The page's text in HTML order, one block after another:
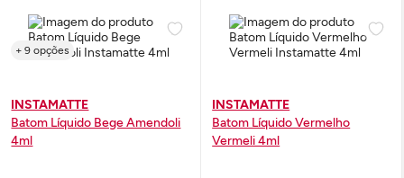
+ 9 opções
INSTAMATTE
Batom Líquido Bege Amendoli
4ml
INSTAMATTE
Batom Líquido Vermelho
Vermeli 4ml